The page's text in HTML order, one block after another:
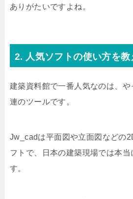
ありがたいですよね。
2. 人気ソフトの使い方を教
建築資料館で一番人気なのは、
連のツールです。
Jw_cadは平面図や立面図などの
フトで、日本の建築現場では本当
す。